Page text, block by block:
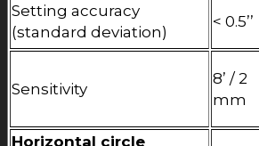
Setting accuracy
(standard deviation)
< 0.5’’
Sensitivity
8’ / 2
mm
Horizontal circle